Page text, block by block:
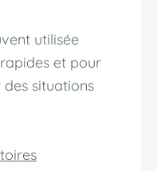
utilisée
et pour
des situations